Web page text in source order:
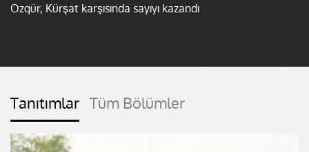
Özgür, Kürşat karşısında sayıyı kazandı
Tanıtımlar Tüm Bölümler